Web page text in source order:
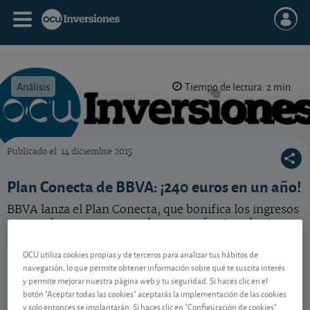
Análisis Tiempo de lectura: 2 min.
Publicado el 14 diciembre 2015
Plan Conecta de BBVA: ¡240 euros en un año!
BBVA lanza el Plan Conecta, que bonifica los ingresos
mensuales con 20 euros al mes en efectivo el primer
Contenido reservado a SOCIOS
OCU utiliza cookies propias y de terceros para analizar tus hábitos de
navegación, lo que permite obtener información sobre qué te suscita interés
y permite mejorar nuestra página web y tu seguridad. Si haces clic en el
botón "Aceptar todas las cookies" aceptarás la implementación de las cookies
y solo entonces se implantarán. Si haces clic en "Configuración de cookies"